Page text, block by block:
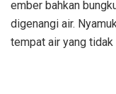
ember bahkan
digenangi air.
tempat air yang tidak